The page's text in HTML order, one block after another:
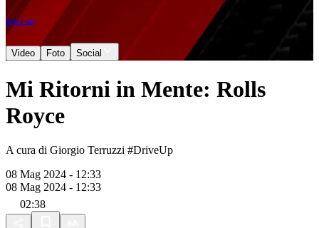
drive up
Video Foto Social
Mi Ritorni in Mente: Rolls
Royce
A cura di Giorgio Terruzzi #DriveUp
08 Mag 2024 - 12:33
08 Mag 2024 - 12:33
02:38